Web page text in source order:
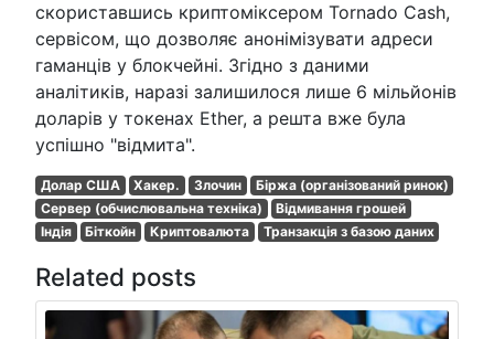
скориставшись криптоміксером Tornado Cash,
сервісом, що дозволяє анонімізувати адреси
гаманців у блокчейні. Згідно з даними
аналітиків, наразі залишилося лише 6 мільйонів
доларів у токенах Ether, а решта вже була
успішно "відмита".
Долар США Хакер. Злочин
Біржа (організований ринок)
Сервер (обчислювальна техніка)
Відмивання грошей
Індія
Біткойн Криптовалюта Транзакція з базою даних
Related posts